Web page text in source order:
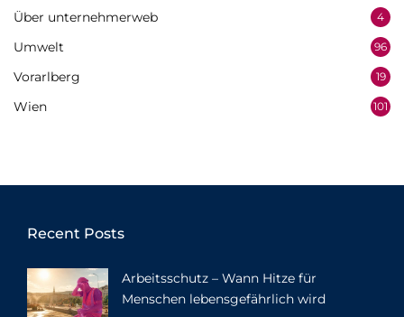
Über unternehmerweb 4
Umwelt 96
Vorarlberg 19
Wien 101
Recent Posts
Arbeitsschutz – Wann Hitze für
Menschen lebensgefährlich wird